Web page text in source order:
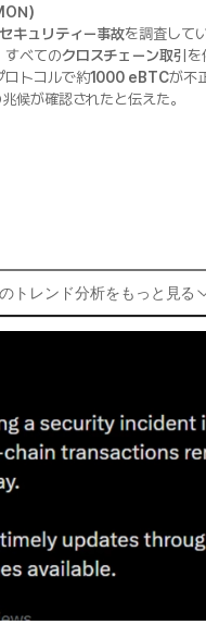
）
セキュリティー事故を調査して
すべてのクロスチェーン取引を
ロトコルで約1000 eBTCが不
候が確認されたと伝えた。
トレンド分析をもっと見る